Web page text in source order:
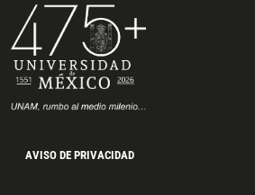
AVISO DE PRIVACIDAD